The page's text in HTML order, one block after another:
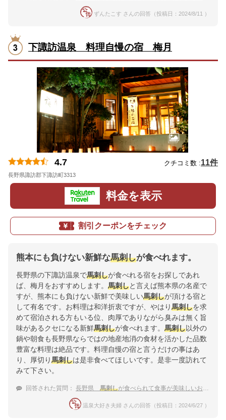
ずんたこす さんの回答（投稿日：2024/8/11 ）
下諏訪温泉 料理自慢の宿 梅月
4.7 クチコミ数 :11件
長野県諏訪郡下諏訪町3313
料金を表示
割引クーポンをチェック
熊本にも負けない新鮮な馬刺しが食べれます。
長野県の下諏訪温泉で馬刺しが食べれる宿をお探しであれ
ば、梅月をおすすめします。 馬刺しと言えば熊本県の名産で
すが、熊本にも負けない新鮮で美味しい馬刺しが頂ける宿と
して有名です。お料理は和洋折衷ですが、やはり馬刺しを求
めて宿泊される方もいる位、肉厚でありながら臭みは無く旨
味があるクセになる新鮮馬刺しが食べれます。 馬刺し以外の
鍋や朝食も長野県ならではの地産地消の食材を活かした品数
豊富な料理は絶品です。料理自慢の宿と言うだけの事はあ
り、厚切り馬刺しは是非食べてほしいです。是非一度訪れて
みて下さい。
回答された質問： 長野県 馬刺しが食べられて食事が美味しいおすすめの温泉宿
温泉大好き夫婦 さんの回答（投稿日：2024/6/27 ）